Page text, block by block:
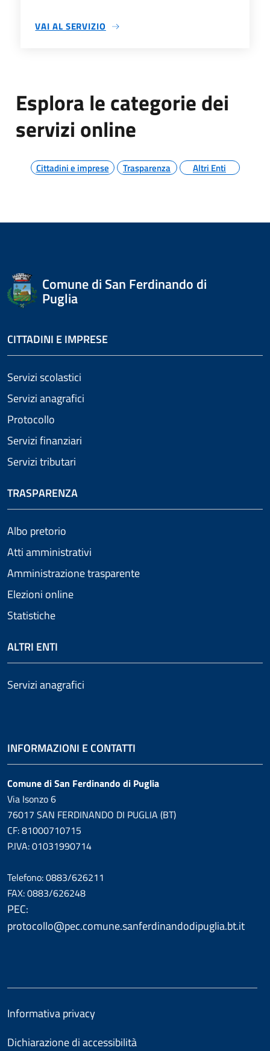
VAI AL SERVIZIO
SU ABITANTI PER INDIRIZZO
Esplora le categorie dei
servizi online
Cittadini e imprese Trasparenza Altri Enti
Comune di San Ferdinando di
Puglia
CITTADINI E IMPRESE
Servizi scolastici
Servizi anagrafici
Protocollo
Servizi finanziari
Servizi tributari
TRASPARENZA
Albo pretorio
Atti amministrativi
Amministrazione trasparente
Elezioni online
Statistiche
ALTRI ENTI
Servizi anagrafici
INFORMAZIONI E CONTATTI
Comune di San Ferdinando di Puglia
Via Isonzo 6
76017 SAN FERDINANDO DI PUGLIA (BT)
CF: 81000710715
P.IVA: 01031990714
Telefono: 0883/626211
FAX: 0883/626248
PEC:
protocollo@pec.comune.sanferdinandodipuglia.bt.it
Informativa privacy
Dichiarazione di accessibilità